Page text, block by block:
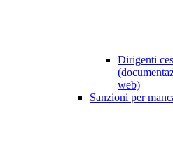
Dirigenti
web)
Sanzioni per